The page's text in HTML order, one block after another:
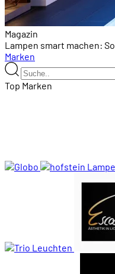
Magazin
Lampen smart machen:
Marken
Top Marken